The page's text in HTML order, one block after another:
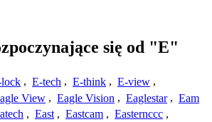
się od "E"
, E-tech , E-think , E-view ,
View , Eagle Vision , Eaglestar , Eam
, East , Eastcam , Easternccc ,